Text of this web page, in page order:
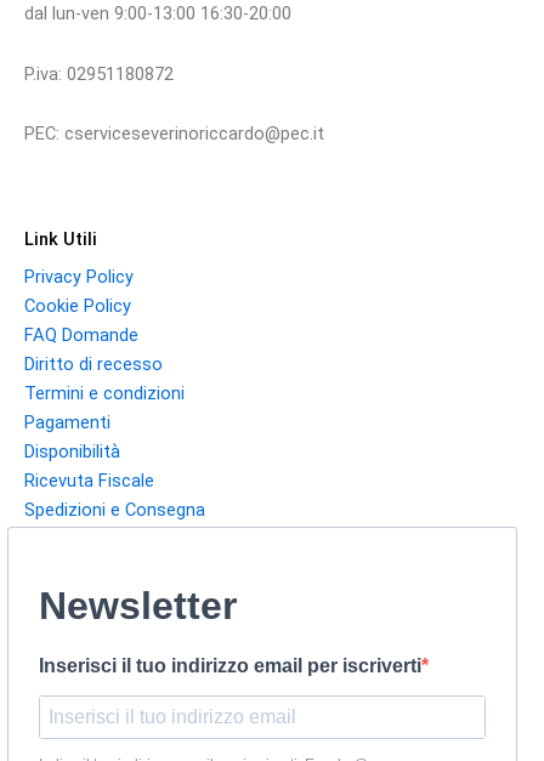
dal lun-ven 9:00-13:00 16:30-20:00
P.iva: 02951180872
PEC: cserviceseverinoriccardo@pec.it
Link Utili
Privacy Policy
Cookie Policy
FAQ Domande
Diritto di recesso
Termini e condizioni
Pagamenti
Disponibilità
Ricevuta Fiscale
Spedizioni e Consegna
Newsletter
Inserisci il tuo indirizzo email per iscriverti